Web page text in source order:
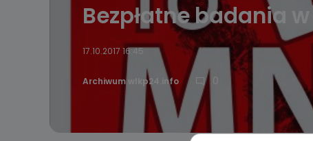
Bezpłatne badania
17.10.2017 16:45
Archiwum wlkp24.info